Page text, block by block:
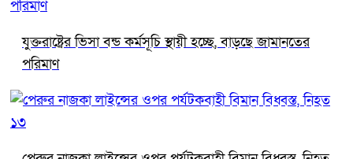
যুক্তরাষ্ট্রের ভিসা বন্ড কর্মসূচি স্থায়ী হচ্ছে, বাড়ছে জামানতের
পরিমাণ